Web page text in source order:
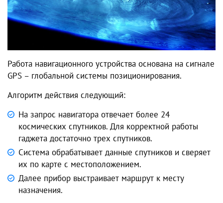
Работа навигационного устройства основана на сигнале
GPS – глобальной системы позиционирования.
Алгоритм действия следующий:
На запрос навигатора отвечает более 24
космических спутников. Для корректной работы
гаджета достаточно трех спутников.
Система обрабатывает данные спутников и сверяет
их по карте с местоположением.
Далее прибор выстраивает маршрут к месту
назначения.